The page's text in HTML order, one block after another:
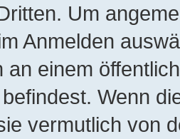
Um
Anmelden
an einem
Wenn
vermutlich von